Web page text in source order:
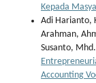
Kepada
Adi Harianto,
Arahman,
Susanto,
Accounting